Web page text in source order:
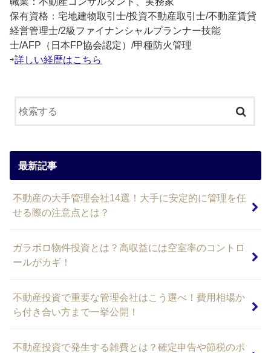
保有資格：宅地建物取引士/投資不動産取引士/不動産賃貸
経営管理士/2級ファイナンシャルプランナー技能
士/AFP（日本FP協会認定）/甲種防火管理
⇨詳しい経歴はこちら
最新記事
不動産の大手管理会社14選！大手に安定的に管理を任
せる際の注意点とは？
ガラボロ物件投資とは？高収益には空室率のコントロ
ールがカギ！
不動産投資で重要な管理会社はこう選べ！費用相場か
ら付き合い方まで一挙公開！
不動産投資で発生する雑費とは？確定申告や節税のポ